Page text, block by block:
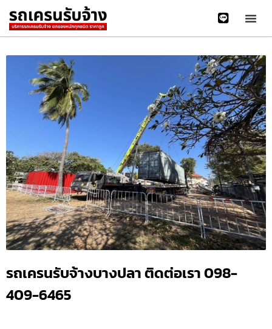
รถเครนรับจ้างบางปลา ติดต่อเรา 098-
409-6465